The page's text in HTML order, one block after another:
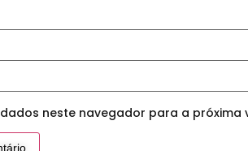
neste navegador para a próxima